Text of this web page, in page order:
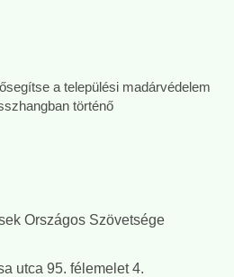
a települési madárvédelem
történő
Országos Szövetsége
utca 95. félemelet 4.